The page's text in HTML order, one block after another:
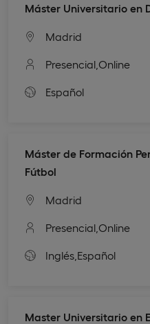
Máster Universitario en
Madrid
Presencial, Online
Español
Máster de Formación
Fútbol
Madrid
Presencial, Online
Inglés, Español
Master Universitario en